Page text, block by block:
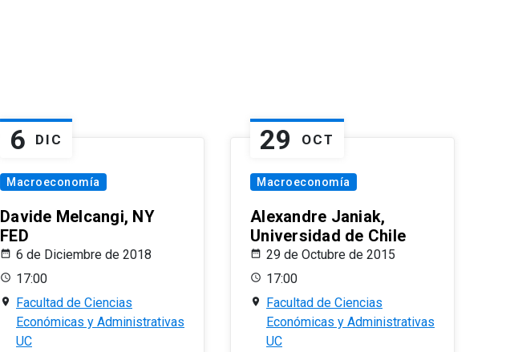
6 DIC
Macroeconomía
Davide Melcangi, NY
FED
6 de Diciembre de 2018
17:00
Facultad de Ciencias
Económicas y Administrativas
UC
29 OCT
Macroeconomía
Alexandre Janiak,
Universidad de Chile
29 de Octubre de 2015
17:00
Facultad de Ciencias
Económicas y Administrativas
UC